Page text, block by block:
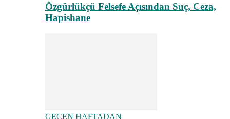
Özgürlükçü Felsefe Açısından Suç, Ceza,
Hapishane
GEÇEN HAFTADAN